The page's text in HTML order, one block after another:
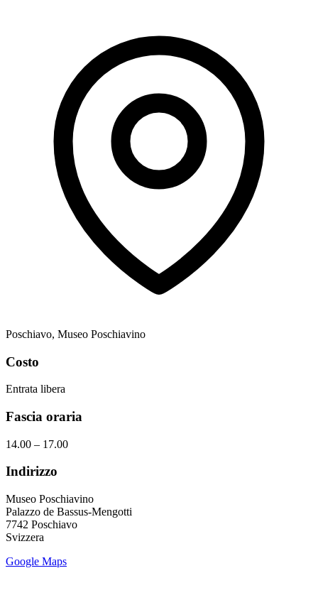
Poschiavo, Museo Poschiavino
Costo
Entrata libera
Fascia oraria
14.00 – 17.00
Indirizzo
Museo Poschiavino
Palazzo de Bassus-Mengotti
7742 Poschiavo
Svizzera
Google Maps